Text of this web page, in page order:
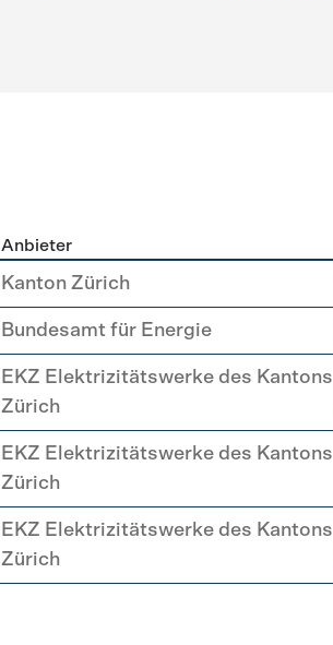
Anbieter
Kanton Zürich
Bundesamt für Energie
EKZ Elektrizitätswerke des Kantons
Zürich
EKZ Elektrizitätswerke des Kantons
Zürich
EKZ Elektrizitätswerke des Kantons
Zürich